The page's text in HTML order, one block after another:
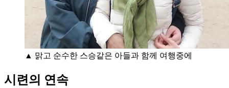
▲ 맑고 순수한 스승같은 아들과 함께 여행중에
시련의 연속